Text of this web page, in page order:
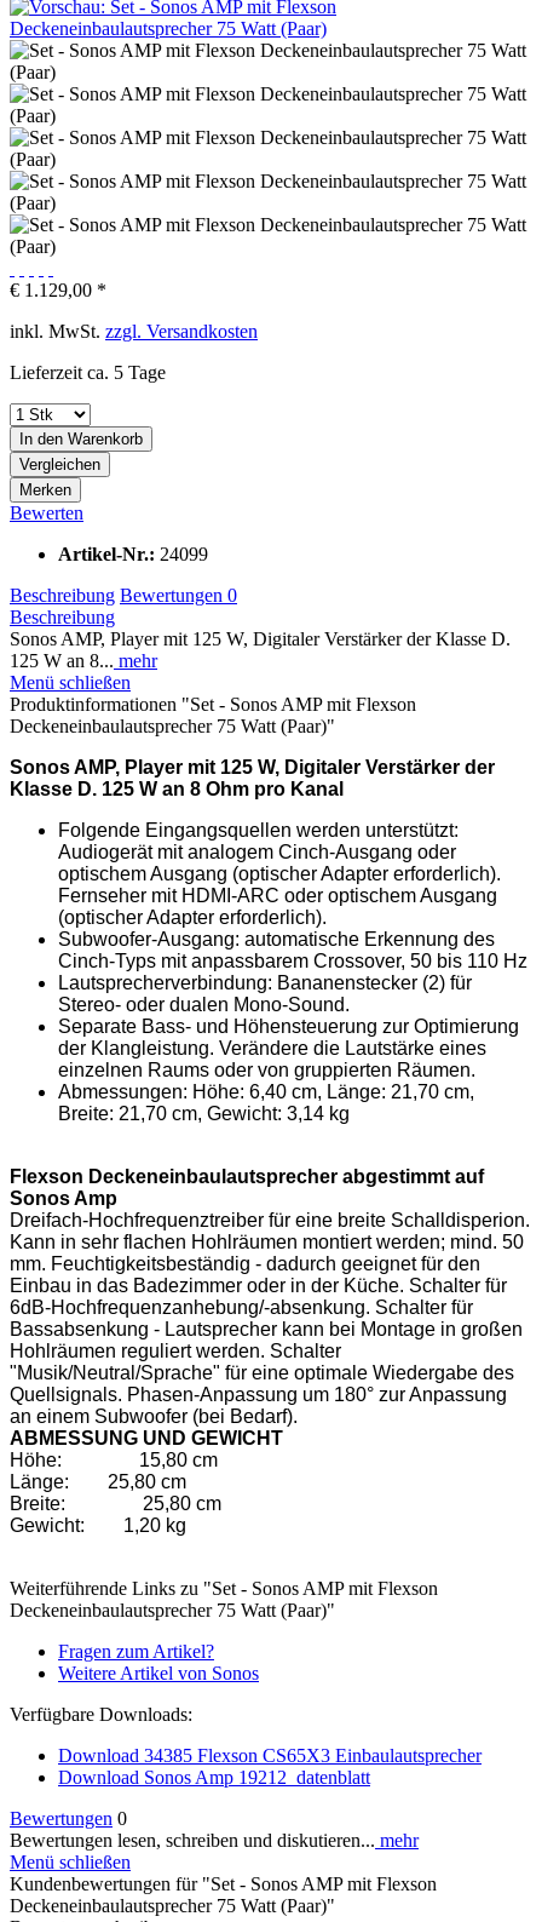
€ 1.129,00 *
inkl. MwSt. zzgl. Versandkosten
Lieferzeit ca. 5 Tage
In den Warenkorb
Vergleichen
Merken
Bewerten
Artikel-Nr.: 24099
Beschreibung Bewertungen 0
Beschreibung
Sonos AMP, Player mit 125 W, Digitaler Verstärker der Klasse D.
125 W an 8... mehr
Menü schließen
Produktinformationen "Set - Sonos AMP mit Flexson
Deckeneinbaulautsprecher 75 Watt (Paar)"
Sonos AMP, Player mit 125 W, Digitaler Verstärker der
Klasse D. 125 W an 8 Ohm pro Kanal
Folgende Eingangsquellen werden unterstützt:
Audiogerät mit analogem Cinch-Ausgang oder
optischem Ausgang (optischer Adapter erforderlich).
Fernseher mit HDMI-ARC oder optischem Ausgang
(optischer Adapter erforderlich).
Subwoofer-Ausgang: automatische Erkennung des
Cinch-Typs mit anpassbarem Crossover, 50 bis 110 Hz
Lautsprecherverbindung: Bananenstecker (2) für
Stereo- oder dualen Mono-Sound.
Separate Bass- und Höhensteuerung zur Optimierung
der Klangleistung. Verändere die Lautstärke eines
einzelnen Raums oder von gruppierten Räumen.
Abmessungen: Höhe: 6,40 cm, Länge: 21,70 cm,
Breite: 21,70 cm, Gewicht: 3,14 kg
Flexson Deckeneinbaulautsprecher abgestimmt auf
Sonos Amp
Dreifach-Hochfrequenztreiber für eine breite Schalldisperion.
Kann in sehr flachen Hohlräumen montiert werden; mind. 50
mm. Feuchtigkeitsbeständig - dadurch geeignet für den
Einbau in das Badezimmer oder in der Küche. Schalter für
6dB-Hochfrequenzanhebung/-absenkung. Schalter für
Bassabsenkung - Lautsprecher kann bei Montage in großen
Hohlräumen reguliert werden. Schalter
"Musik/Neutral/Sprache" für eine optimale Wiedergabe des
Quellsignals. Phasen-Anpassung um 180° zur Anpassung
an einem Subwoofer (bei Bedarf).
ABMESSUNG UND GEWICHT
Höhe:
15,80 cm
Länge:
25,80 cm
Breite:
25,80 cm
Gewicht:
1,20 kg
Weiterführende Links zu "Set - Sonos AMP mit Flexson
Deckeneinbaulautsprecher 75 Watt (Paar)"
Fragen zum Artikel?
Weitere Artikel von Sonos
Verfügbare Downloads:
Download 34385 Flexson CS65X3 Einbaulautsprecher
Download Sonos Amp 19212_datenblatt
Bewertungen 0
Bewertungen lesen, schreiben und diskutieren... mehr
Menü schließen
Kundenbewertungen für "Set - Sonos AMP mit Flexson
Deckeneinbaulautsprecher 75 Watt (Paar)"